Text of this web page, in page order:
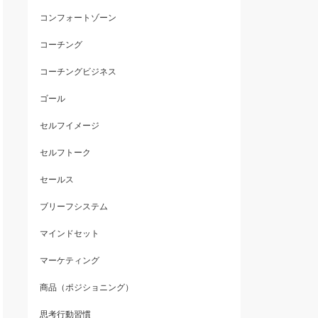
コンフォートゾーン
コーチング
コーチングビジネス
ゴール
セルフイメージ
セルフトーク
セールス
ブリーフシステム
マインドセット
マーケティング
商品（ポジショニング）
思考行動習慣